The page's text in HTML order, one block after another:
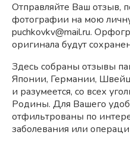
Отправляйте Ваш отзыв,
фотографии на мою
puchkovkv@mail.ru.
оригинала будут
Здесь собраны отзывы
Японии, Германии,
и разумеется, со всех
Родины. Для Вашего
отфильтрованы по
заболевания или